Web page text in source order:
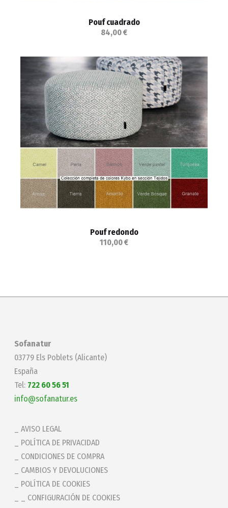
Pouf cuadrado
84,00 €
Pouf redondo
110,00 €
Sofanatur
03779 Els Poblets (Alicante)
España
Tel: 722 60 56 51
info@sofanatur.es
AVISO LEGAL
POLÍTICA DE PRIVACIDAD
CONDICIONES DE COMPRA
CAMBIOS Y DEVOLUCIONES
POLÍTICA DE COOKIES
_ CONFIGURACIÓN DE COOKIES